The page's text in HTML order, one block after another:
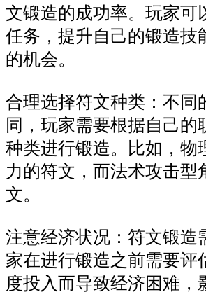
文锻造的成功率。玩家可
任务，提升自己的锻造技
的机会。
合理选择符文种类：不同
同，玩家需要根据自己
种类进行锻造。比如，物
力的符文，而法术攻击
文。
注意经济状况：符文锻造
家在进行锻造之前需要评
度投入而导致经济困难